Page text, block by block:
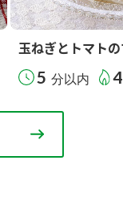
玉ねぎとトマト
5 分以内